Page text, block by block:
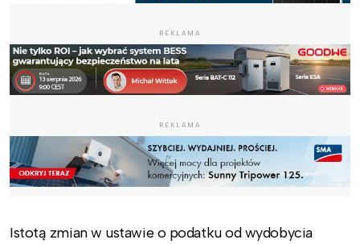
REKLAMA
REKLAMA
Istotą zmian w ustawie o podatku od wydobycia